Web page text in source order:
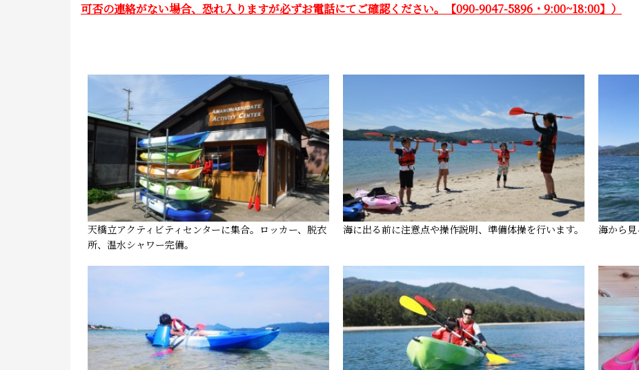
可否の連絡がない場合、恐れ入りますが必ずお電話にてご確認ください。【090-9047-5896・9:00~18:00】）
天橋立アクティビティセンターに集合。ロッカー、脱衣
所、温水シャワー完備。
海に出る前に注意点や操作説明、準備体操を行います。 海から見